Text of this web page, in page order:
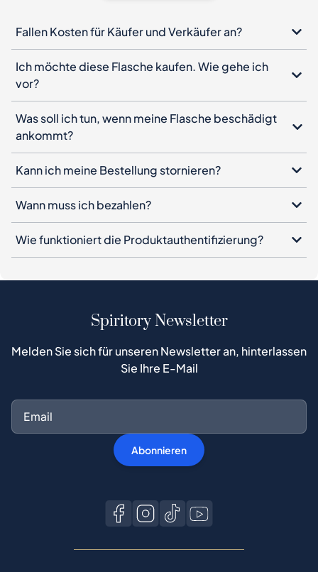
Fallen Kosten für Käufer und Verkäufer an?
Ich möchte diese Flasche kaufen. Wie gehe ich
vor?
Was soll ich tun, wenn meine Flasche beschädigt
ankommt?
Kann ich meine Bestellung stornieren?
Wann muss ich bezahlen?
Wie funktioniert die Produktauthentifizierung?
Spiritory Newsletter
Melden Sie sich für unseren Newsletter an, hinterlassen
Sie Ihre E-Mail
Abonnieren